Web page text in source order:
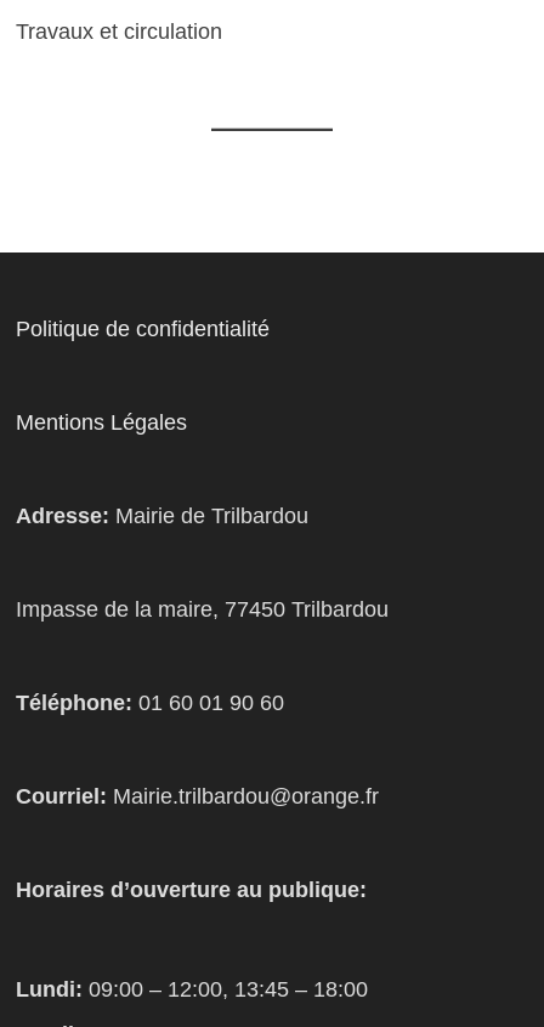
Travaux et circulation
Politique de confidentialité
Mentions Légales
Adresse: Mairie de Trilbardou
Impasse de la maire, 77450 Trilbardou
Téléphone: 01 60 01 90 60
Courriel: Mairie.trilbardou@orange.fr
Horaires d’ouverture au publique:
Lundi: 09:00 – 12:00, 13:45 – 18:00